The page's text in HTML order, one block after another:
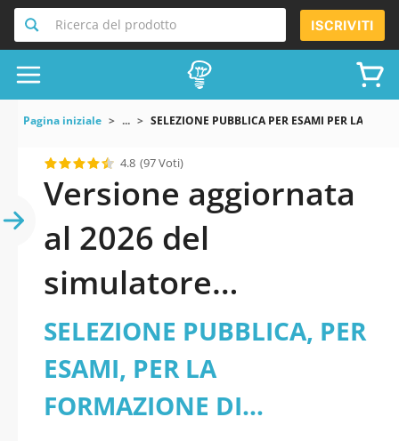
Ricerca del prodotto ISCRIVITI
Pagina iniziale ... SELEZIONE PUBBLICA PER ESAMI PER LA
4.8 (97 Voti)
Versione aggiornata
al 2026 del
simulatore
SELEZIONE
PUBBLICA, PER
ESAMI, PER LA
SELEZIONE PUBBLICA, PER
ESAMI, PER LA
FORMAZIONE DI